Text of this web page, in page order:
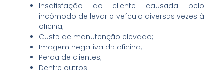
Insatisfação do cliente causada pelo
incômodo de levar o veículo diversas vezes à
oficina;
Custo de manutenção elevado;
Imagem negativa da oficina;
Perda de clientes;
Dentre outros.